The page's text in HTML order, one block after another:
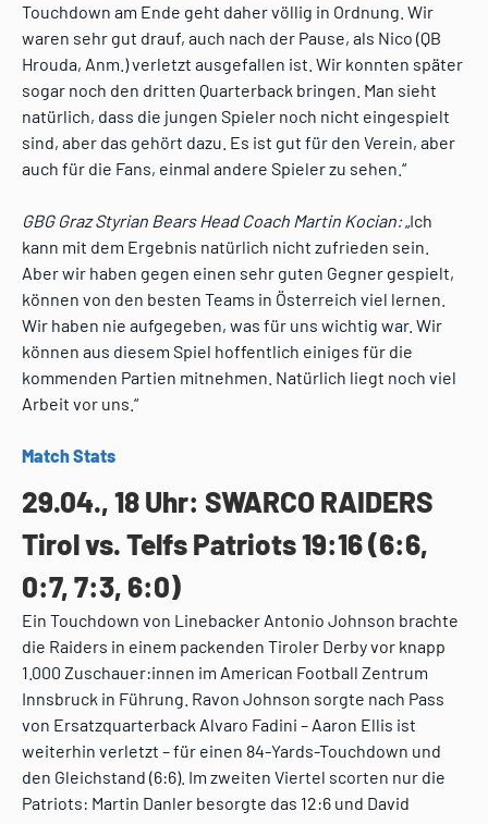
Touchdown am Ende geht daher völlig in Ordnung. Wir
waren sehr gut drauf, auch nach der Pause, als Nico (QB
Hrouda, Anm.) verletzt ausgefallen ist. Wir konnten später
sogar noch den dritten Quarterback bringen. Man sieht
natürlich, dass die jungen Spieler noch nicht eingespielt
sind, aber das gehört dazu. Es ist gut für den Verein, aber
auch für die Fans, einmal andere Spieler zu sehen.“
GBG Graz Styrian Bears Head Coach Martin Kocian:„Ich
kann mit dem Ergebnis natürlich nicht zufrieden sein.
Aber wir haben gegen einen sehr guten Gegner gespielt,
können von den besten Teams in Österreich viel lernen.
Wir haben nie aufgegeben, was für uns wichtig war. Wir
können aus diesem Spiel hoffentlich einiges für die
kommenden Partien mitnehmen. Natürlich liegt noch viel
Arbeit vor uns.“
Match Stats
29.04., 18 Uhr: SWARCO RAIDERS
Tirol vs. Telfs Patriots 19:16 (6:6,
0:7, 7:3, 6:0)
Ein Touchdown von Linebacker Antonio Johnson brachte
die Raiders in einem packenden Tiroler Derby vor knapp
1.000 Zuschauer:innen im American Football Zentrum
Innsbruck in Führung. Ravon Johnson sorgte nach Pass
von Ersatzquarterback Alvaro Fadini – Aaron Ellis ist
weiterhin verletzt – für einen 84-Yards-Touchdown und
den Gleichstand (6:6). Im zweiten Viertel scorten nur die
Patriots: Martin Danler besorgte das 12:6 und David